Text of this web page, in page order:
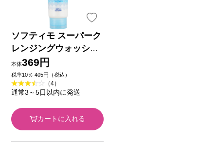
ソフティモ スーパーク
レンジングウォッシュ
C(コラーゲン) １９０
ｇ ＫＯＳＥコスメポー
ト
本体369円
税率10％ 405円（税込）
（4）
通常3～5日以内に発送
カートに入れる